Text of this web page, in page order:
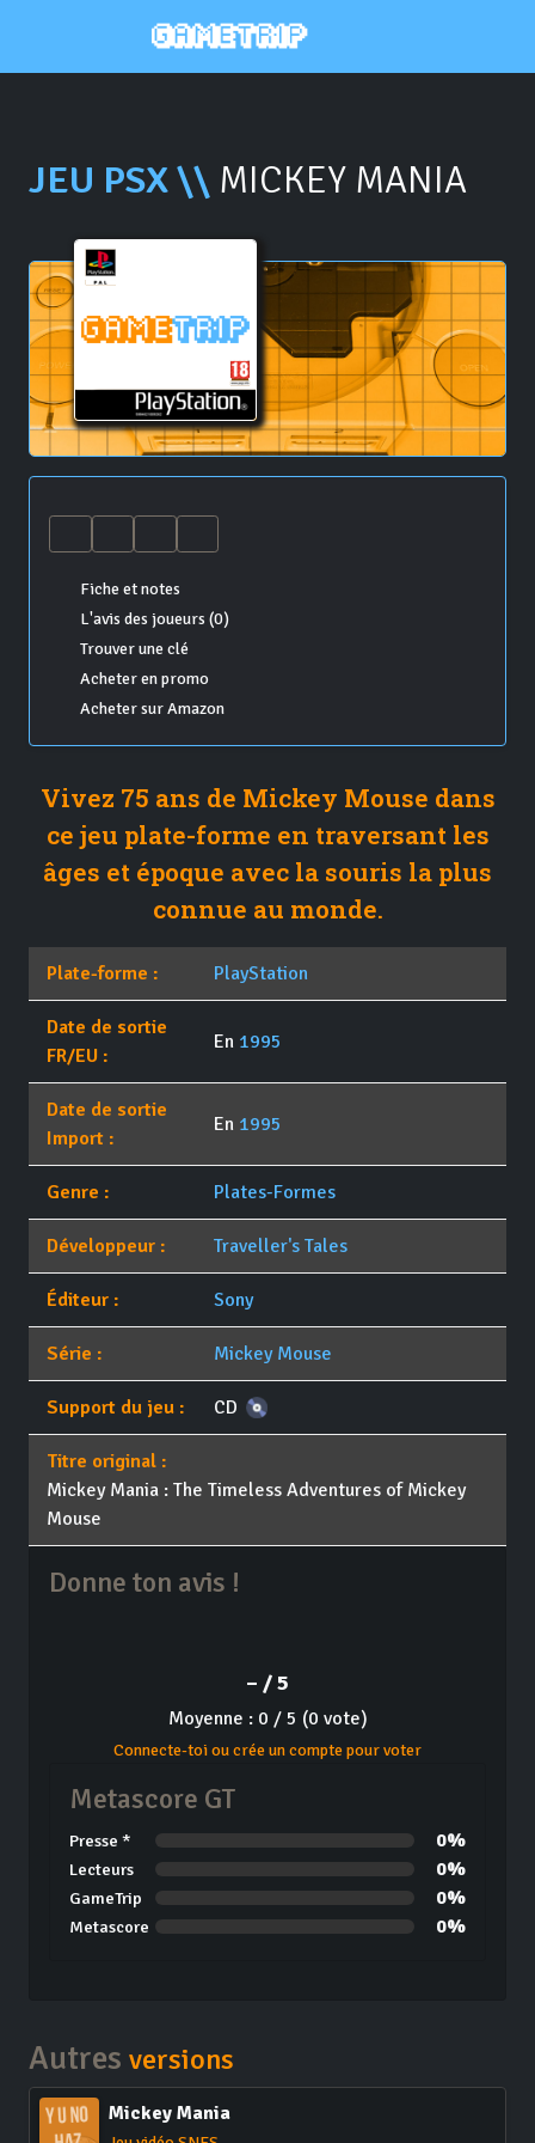
JEU PSX \\ MICKEY MANIA
Fiche et notes
L'avis des joueurs (0)
Trouver une clé
Acheter en promo
Acheter sur Amazon
Vivez 75 ans de Mickey Mouse dans
ce jeu plate-forme en traversant les
âges et époque avec la souris la plus
connue au monde.
Plate-forme : PlayStation
Date de sortie
FR/EU :
En 1995
Date de sortie
Import :
En 1995
Genre : Plates-Formes
Développeur : Traveller's Tales
Éditeur : Sony
Série : Mickey Mouse
Support du jeu : CD
Titre original :
Mickey Mania : The Timeless Adventures of Mickey
Mouse
Donne ton avis !
– / 5
Moyenne : 0 / 5 (0 vote)
Connecte-toi ou crée un compte pour voter
Metascore GT
Presse * 0%
Lecteurs 0%
GameTrip 0%
Metascore 0%
Autres versions
Mickey Mania